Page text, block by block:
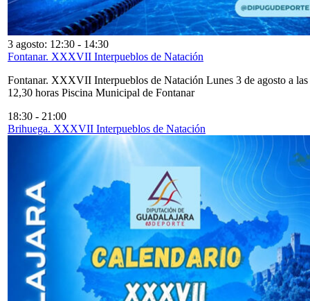
3 agosto: 12:30 - 14:30
Fontanar. XXXVII Interpueblos de Natación
Fontanar. XXXVII Interpueblos de Natación Lunes 3 de agosto a las
12,30 horas Piscina Municipal de Fontanar
18:30 - 21:00
Brihuega. XXXVII Interpueblos de Natación